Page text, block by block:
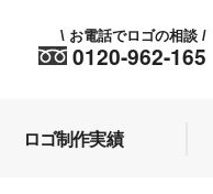
0120-962-165
\ お電話でロゴの相談 /
ロゴ制作実績